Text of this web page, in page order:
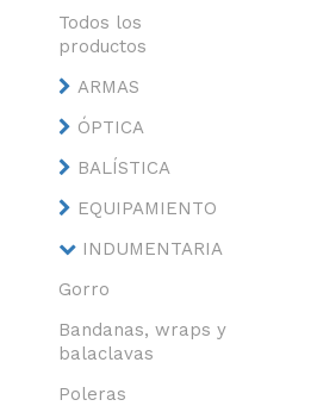
Todos los
productos
ARMAS
ÓPTICA
BALÍSTICA
EQUIPAMIENTO
INDUMENTARIA
Gorro
Bandanas, wraps y
balaclavas
Poleras